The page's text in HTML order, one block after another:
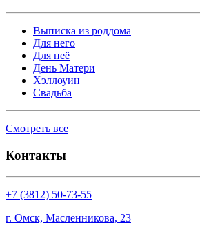
Выписка из роддома
Для него
Для неё
День Матери
Хэллоуин
Свадьба
Смотреть все
Контакты
+7 (3812) 50-73-55
г. Омск, Масленникова, 23